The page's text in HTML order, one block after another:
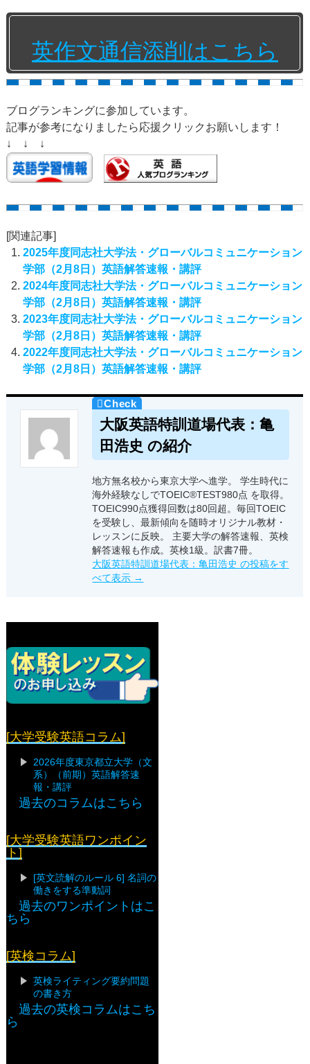
英作文通信添削はこちら
ブログランキングに参加しています。
記事が参考になりましたら応援クリックお願いします！
↓ ↓ ↓
[関連記事]
2025年度同志社大学法・グローバルコミュニケーション
学部（2月8日）英語解答速報・講評
2024年度同志社大学法・グローバルコミュニケーション
学部（2月8日）英語解答速報・講評
2023年度同志社大学法・グローバルコミュニケーション
学部（2月8日）英語解答速報・講評
2022年度同志社大学法・グローバルコミュニケーション
学部（2月8日）英語解答速報・講評
大阪英語特訓道場代表：亀
田浩史 の紹介
地方無名校から東京大学へ進学。 学生時代に
海外経験なしでTOEIC®TEST980点 を取得。
TOEIC990点獲得回数は80回超。毎回TOEIC
を受験し、最新傾向を随時オリジナル教材・
レッスンに反映。 主要大学の解答速報、英検
解答速報も作成。英検1級。訳書7冊。
大阪英語特訓道場代表：亀田浩史 の投稿をす
べて表示 →
[大学受験英語コラム]
2026年度東京都立大学（文
系）（前期）英語解答速
報・講評
過去のコラムはこちら
[大学受験英語ワンポイン
ト]
[英文読解のルール 6] 名詞の
働きをする準動詞
過去のワンポイントはこ
ちら
[英検コラム]
英検ライティング要約問題
の書き方
過去の英検コラムはこち
ら